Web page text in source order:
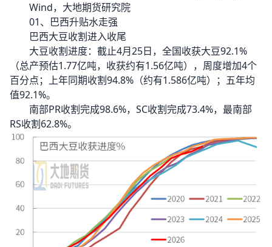
Wind，大地期货研究院
01、巴西升贴水走强
巴西大豆收割进入收尾
大豆收割进度：截止4月25日，全国收获大豆92.1%
（总产预估1.77亿吨，收获约有1.56亿吨），周度增加4个
百分点；上年同期收割94.8%（约有1.586亿吨）；五年均
值92.1%。
南部PR收割完成98.6%，SC收割完成73.4%，最南部
RS收割62.8%。